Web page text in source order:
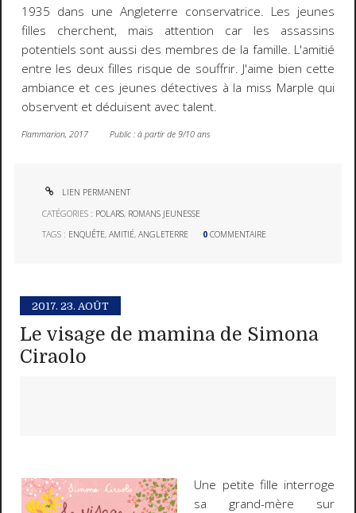
1935 dans une Angleterre conservatrice. Les jeunes
filles cherchent, mais attention car les assassins
potentiels sont aussi des membres de la famille. L'amitié
entre les deux filles risque de souffrir. J'aime bien cette
ambiance et ces jeunes détectives à la miss Marple qui
observent et déduisent avec talent.
Flammarion, 2017 Public : à partir de 9/10 ans
LIEN PERMANENT
CATÉGORIES : POLARS, ROMANS JEUNESSE
TAGS : ENQUÊTE,AMITIÉ,ANGLETERRE 0 COMMENTAIRE
2017. 23. AOÛT
Le visage de mamina de Simona
Ciraolo
Une petite fille interroge
sa grand-mère sur